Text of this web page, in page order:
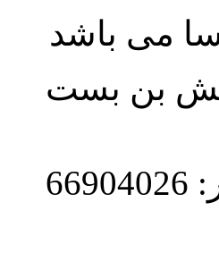
می باشد
نبش بن بست